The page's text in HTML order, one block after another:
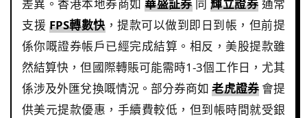
差異。香港本地券商如華盛証券同輝立證券通常
支援 FPS轉數快，提款可以做到即日到帳，但前提
係你嘅證券帳戶已經完成結算。相反，美股提款雖
然結算快，但國際轉賬可能需時1-3個工作日，尤其
係涉及外匯兌換嘅情況。部分券商如老虎證券會提
供美元提款優惠，手續費較低，但到帳時間就受銀